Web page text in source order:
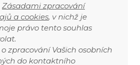
Zásadami zpracování
a cookies, v nichž je
právo tento souhlas
zpracování Vašich osobních
do kontaktního